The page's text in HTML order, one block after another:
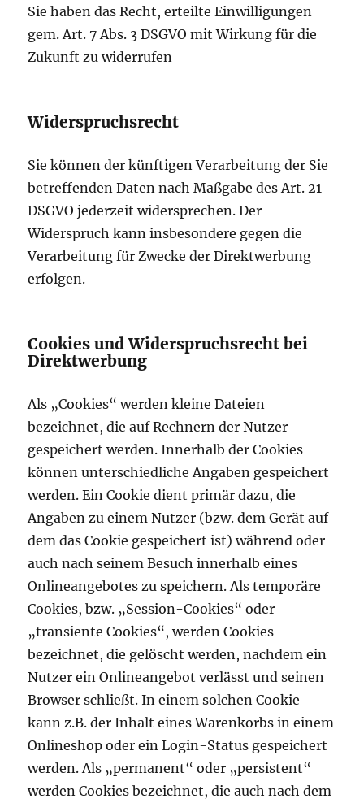
Sie haben das Recht, erteilte Einwilligungen
gem. Art. 7 Abs. 3 DSGVO mit Wirkung für die
Zukunft zu widerrufen
Widerspruchsrecht
Sie können der künftigen Verarbeitung der Sie
betreffenden Daten nach Maßgabe des Art. 21
DSGVO jederzeit widersprechen. Der
Widerspruch kann insbesondere gegen die
Verarbeitung für Zwecke der Direktwerbung
erfolgen.
Cookies und Widerspruchsrecht bei
Direktwerbung
Als „Cookies“ werden kleine Dateien
bezeichnet, die auf Rechnern der Nutzer
gespeichert werden. Innerhalb der Cookies
können unterschiedliche Angaben gespeichert
werden. Ein Cookie dient primär dazu, die
Angaben zu einem Nutzer (bzw. dem Gerät auf
dem das Cookie gespeichert ist) während oder
auch nach seinem Besuch innerhalb eines
Onlineangebotes zu speichern. Als temporäre
Cookies, bzw. „Session-Cookies“ oder
„transiente Cookies“, werden Cookies
bezeichnet, die gelöscht werden, nachdem ein
Nutzer ein Onlineangebot verlässt und seinen
Browser schließt. In einem solchen Cookie
kann z.B. der Inhalt eines Warenkorbs in einem
Onlineshop oder ein Login-Status gespeichert
werden. Als „permanent“ oder „persistent“
werden Cookies bezeichnet, die auch nach dem